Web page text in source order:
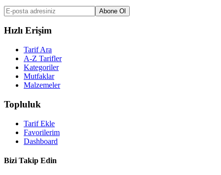
Abone Ol
Hızlı Erişim
Tarif Ara
A-Z Tarifler
Kategoriler
Mutfaklar
Malzemeler
Topluluk
Tarif Ekle
Favorilerim
Dashboard
Bizi Takip Edin